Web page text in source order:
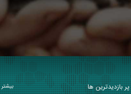
پر بازدیدترین ها